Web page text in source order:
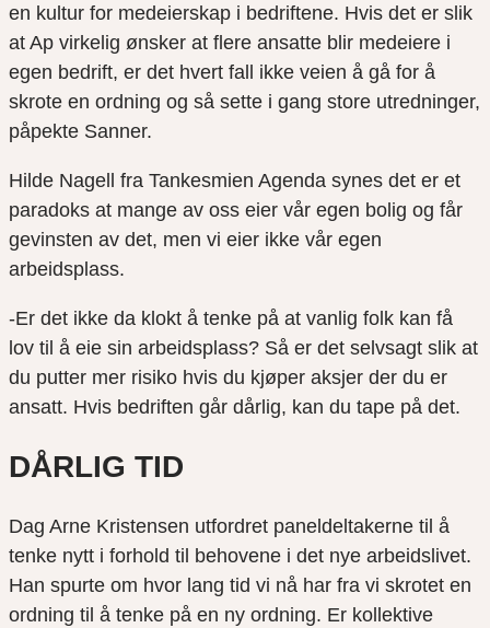
en kultur for medeierskap i bedriftene. Hvis det er slik
at Ap virkelig ønsker at flere ansatte blir medeiere i
egen bedrift, er det hvert fall ikke veien å gå for å
skrote en ordning og så sette i gang store utredninger,
påpekte Sanner.
Hilde Nagell fra Tankesmien Agenda synes det er et
paradoks at mange av oss eier vår egen bolig og får
gevinsten av det, men vi eier ikke vår egen
arbeidsplass.
-Er det ikke da klokt å tenke på at vanlig folk kan få
lov til å eie sin arbeidsplass? Så er det selvsagt slik at
du putter mer risiko hvis du kjøper aksjer der du er
ansatt. Hvis bedriften går dårlig, kan du tape på det.
DÅRLIG TID
Dag Arne Kristensen utfordret paneldeltakerne til å
tenke nytt i forhold til behovene i det nye arbeidslivet.
Han spurte om hvor lang tid vi nå har fra vi skrotet en
ordning til å tenke på en ny ordning. Er kollektive